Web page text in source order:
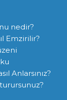
nedir?
Emzirilir?
Anlarsınız?